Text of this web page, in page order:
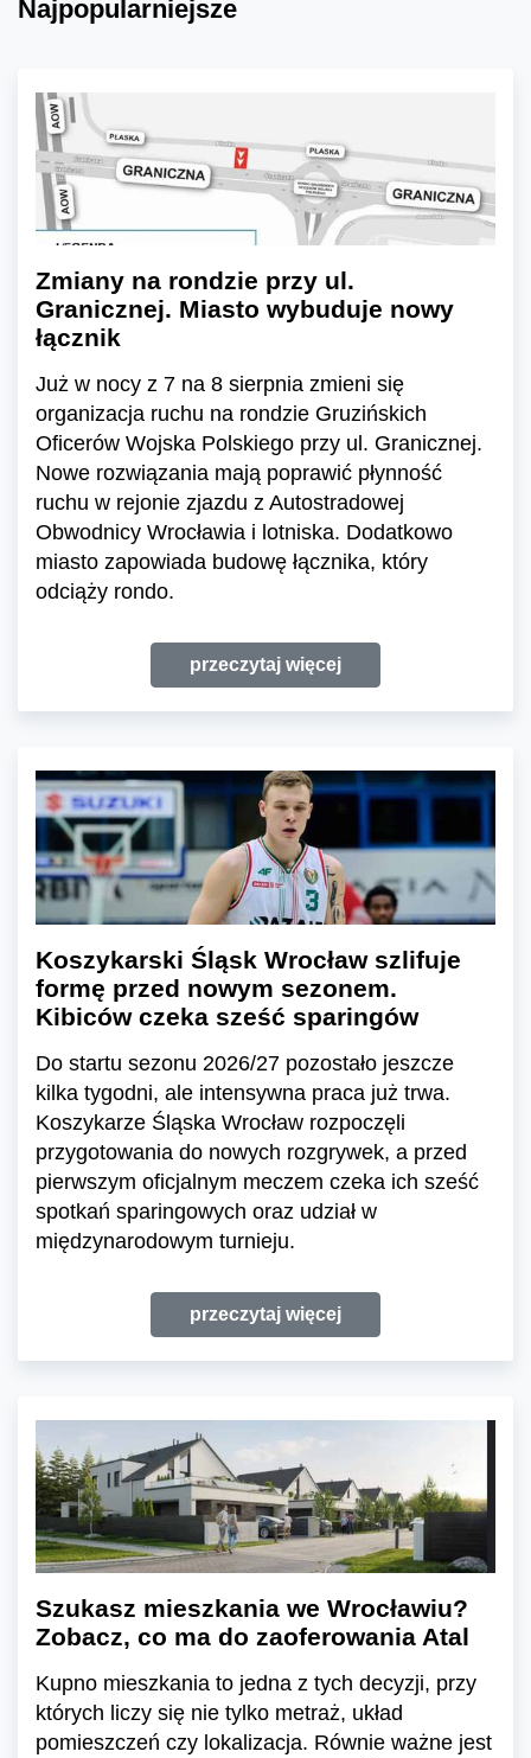
Najpopularniejsze
Zmiany na rondzie przy ul.
Granicznej. Miasto wybuduje nowy
łącznik
Już w nocy z 7 na 8 sierpnia zmieni się
organizacja ruchu na rondzie Gruzińskich
Oficerów Wojska Polskiego przy ul. Granicznej.
Nowe rozwiązania mają poprawić płynność
ruchu w rejonie zjazdu z Autostradowej
Obwodnicy Wrocławia i lotniska. Dodatkowo
miasto zapowiada budowę łącznika, który
odciąży rondo.
przeczytaj więcej
Koszykarski Śląsk Wrocław szlifuje
formę przed nowym sezonem.
Kibiców czeka sześć sparingów
Do startu sezonu 2026/27 pozostało jeszcze
kilka tygodni, ale intensywna praca już trwa.
Koszykarze Śląska Wrocław rozpoczęli
przygotowania do nowych rozgrywek, a przed
pierwszym oficjalnym meczem czeka ich sześć
spotkań sparingowych oraz udział w
międzynarodowym turnieju.
przeczytaj więcej
Szukasz mieszkania we Wrocławiu?
Zobacz, co ma do zaoferowania Atal
Kupno mieszkania to jedna z tych decyzji, przy
których liczy się nie tylko metraż, układ
pomieszczeń czy lokalizacja. Równie ważne jest